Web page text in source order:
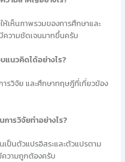
เห็นภาพรวมของการศึกษาและ
ความชัดเจนมากขึ้นครับ
แนวคิดได้อย่างไร?
รวิจัย และศึกษาทฤษฎีที่เกี่ยวข้อง
ารวิจัยทำอย่างไร?
ป็นตัวแปรอิสระและตัวแปรตาม
ความถูกต้องครับ